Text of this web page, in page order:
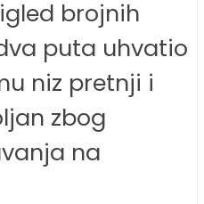
brojnih
puta uhvatio
niz pretnji i
zbog
na